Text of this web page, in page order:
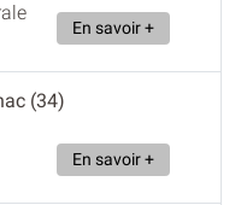
En savoir +
(34)
En savoir +